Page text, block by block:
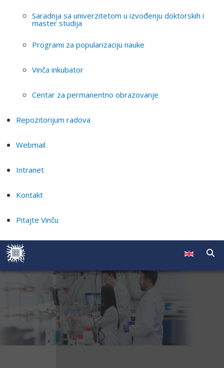
Saradnja sa univerzitetom u izvođenju doktorskih i
master studija
Programi za popularizaciju nauke
Vinča inkubator
Centar za permanentno obrazovanje
Repozitorijum radova
Webmail
Intranet
Kontakt
Pitajte Vinču